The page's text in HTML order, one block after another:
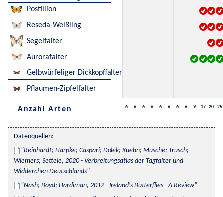
Postillion
Reseda-Weißling
Segelfalter
Aurorafalter
Gelbwürfeliger Dickkopffalter
Pflaumen-Zipfelfalter
Anzahl Arten 6 6 6 6 6 6 6 6 9 17 20 25
Datenquellen:
Reinhardt; Harpke; Caspari; Dolek; Kuehn; Musche; Trusch;
Wiemers; Settele, 2020 - Verbreitungsatlas der Tagfalter und
Widderchen Deutschlands
Nash; Boyd; Hardiman, 2012 - Ireland's Butterflies - A Review